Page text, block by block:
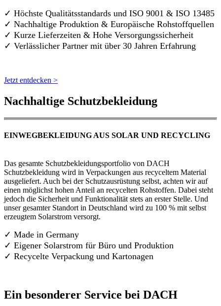
✓ Höchste Qualitätsstandards und ISO 9001 & ISO 13485
✓ Nachhaltige Produktion & Europäische Rohstoffquellen
✓ Kurze Lieferzeiten & Hohe Versorgungssicherheit
✓ Verlässlicher Partner mit über 30 Jahren Erfahrung
Jetzt entdecken >
Nachhaltige Schutzbekleidung
EINWEGBEKLEIDUNG AUS SOLAR UND RECYCLING
Das gesamte Schutzbekleidungsportfolio von DACH
Schutzbekleidung wird in Verpackungen aus recyceltem Material
ausgeliefert. Auch bei der Schutzausrüstung selbst, achten wir auf
einen möglichst hohen Anteil an recycelten Rohstoffen. Dabei steht
jedoch die Sicherheit und Funktionalität stets an erster Stelle. Und
unser gesamter Standort in Deutschland wird zu 100 % mit selbst
erzeugtem Solarstrom versorgt.
✓ Made in Germany
✓ Eigener Solarstrom für Büro und Produktion
✓ Recycelte Verpackung und Kartonagen
Ein besonderer Service bei DACH